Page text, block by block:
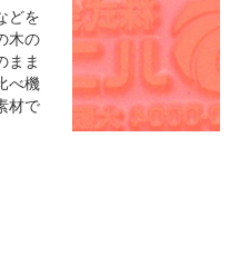
どを
木の
まま
べ機
材で